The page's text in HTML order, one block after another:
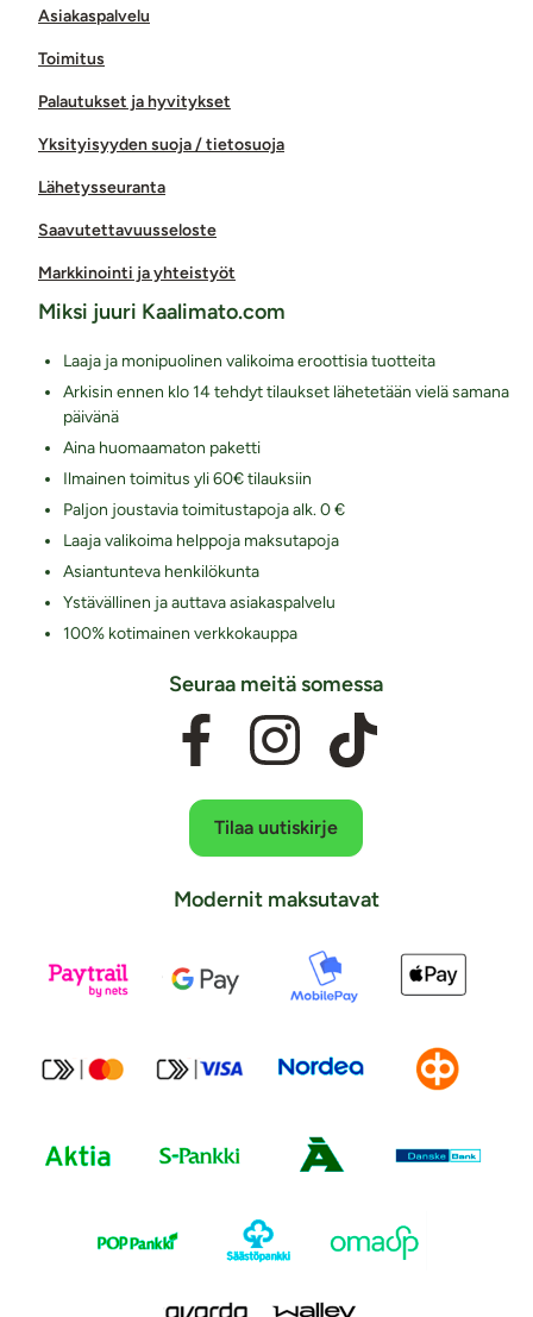
Asiakaspalvelu
Toimitus
Palautukset ja hyvitykset
Yksityisyyden suoja / tietosuoja
Lähetysseuranta
Saavutettavuusseloste
Markkinointi ja yhteistyöt
Miksi juuri Kaalimato.com
Laaja ja monipuolinen valikoima eroottisia tuotteita
Arkisin ennen klo 14 tehdyt tilaukset lähetetään vielä samana
päivänä
Aina huomaamaton paketti
Ilmainen toimitus yli 60€ tilauksiin
Paljon joustavia toimitustapoja alk. 0 €
Laaja valikoima helppoja maksutapoja
Asiantunteva henkilökunta
Ystävällinen ja auttava asiakaspalvelu
100% kotimainen verkkokauppa
Seuraa meitä somessa
Tilaa uutiskirje
Modernit maksutavat